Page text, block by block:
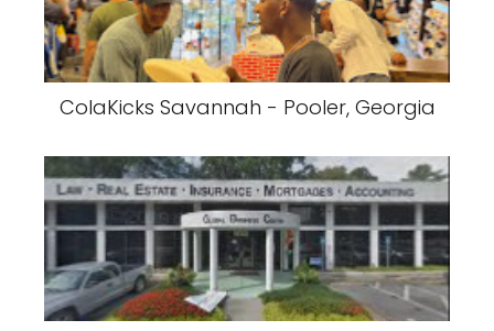
ColaKicks Savannah - Pooler, Georgia